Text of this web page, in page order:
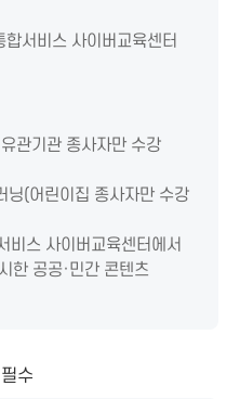
서비스 사이버교육센터
관기관 종사자만 수강
닝(어린이집 종사자만 수강
비스 사이버교육센터에서
한 공공·민간 콘텐츠
수